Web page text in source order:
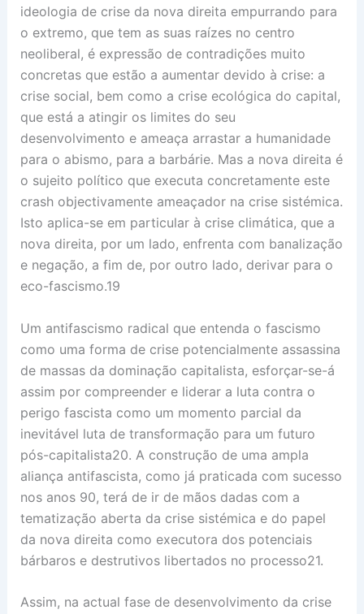
ideologia de crise da nova direita empurrando para
o extremo, que tem as suas raízes no centro
neoliberal, é expressão de contradições muito
concretas que estão a aumentar devido à crise: a
crise social, bem como a crise ecológica do capital,
que está a atingir os limites do seu
desenvolvimento e ameaça arrastar a humanidade
para o abismo, para a barbárie. Mas a nova direita é
o sujeito político que executa concretamente este
crash objectivamente ameaçador na crise sistémica.
Isto aplica-se em particular à crise climática, que a
nova direita, por um lado, enfrenta com banalização
e negação, a fim de, por outro lado, derivar para o
eco-fascismo.19
Um antifascismo radical que entenda o fascismo
como uma forma de crise potencialmente assassina
de massas da dominação capitalista, esforçar-se-á
assim por compreender e liderar a luta contra o
perigo fascista como um momento parcial da
inevitável luta de transformação para um futuro
pós-capitalista20. A construção de uma ampla
aliança antifascista, como já praticada com sucesso
nos anos 90, terá de ir de mãos dadas com a
tematização aberta da crise sistémica e do papel
da nova direita como executora dos potenciais
bárbaros e destrutivos libertados no processo21.
Assim, na actual fase de desenvolvimento da crise